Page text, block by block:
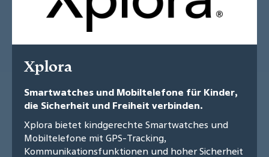
Xplora
Smartwatches und Mobiltelefone für Kinder,
die Sicherheit und Freiheit verbinden.
Xplora bietet kindgerechte Smartwatches und
Mobiltelefone mit GPS-Tracking,
Kommunikationsfunktionen und hoher Sicherheit